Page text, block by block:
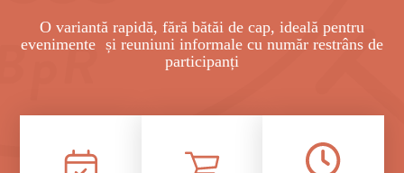
O variantă rapidă, fără bătăi de cap, ideală pentru
evenimente și reuniuni informale cu număr restrâns de
participanți